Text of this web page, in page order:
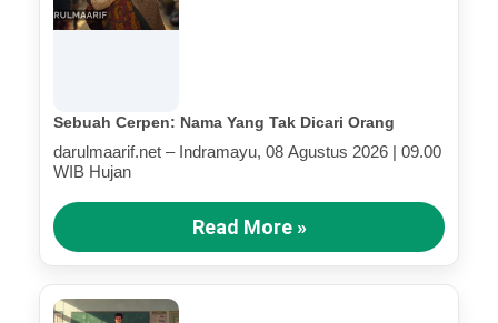
Sebuah Cerpen: Nama Yang Tak Dicari Orang
darulmaarif.net – Indramayu, 08 Agustus 2026 | 09.00
WIB Hujan
Read More »